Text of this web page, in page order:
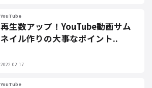
YouTube
再生数アップ！YouTube動画サム
ネイル作りの大事なポイント..
2022.02.17
YouTube